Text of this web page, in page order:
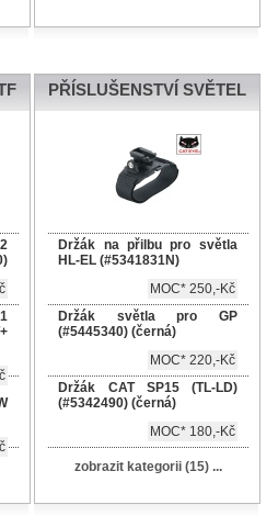
PŘÍSLUŠENSTVÍ SVĚTEL
Držák na přilbu pro světla
HL-EL (#5341831N)
MOC* 250,-Kč
Držák světla pro GP
(#5445340) (černá)
MOC* 220,-Kč
Držák CAT SP15 (TL-LD)
(#5342490) (černá)
MOC* 180,-Kč
zobrazit kategorii (15) ...